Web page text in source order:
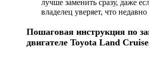
лучше заменить сразу, даже
владелец уверяет, что
Пошаговая инструкция по
двигателе Toyota Land